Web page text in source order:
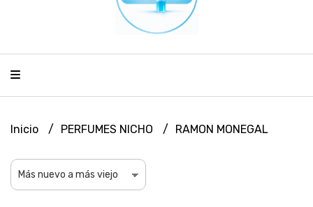
Inicio PERFUMES NICHO RAMON MONEGAL